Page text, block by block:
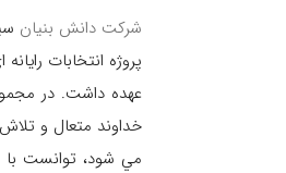
شرکت دانش بنیان
پروژه انتخابات
عهده داشت. در
خداوند متعال و
مي شود، توانست با